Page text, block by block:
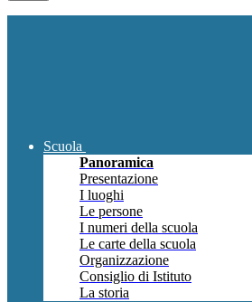
Scuola
Panoramica
Presentazione
I luoghi
Le persone
I numeri della scuola
Le carte della scuola
Organizzazione
Consiglio di Istituto
La storia